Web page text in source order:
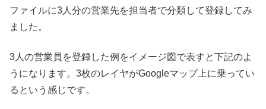
ファイルに3人分の営業先を担当者で分類して登録してみ
ました。
3人の営業員を登録した例をイメージ図で表すと下記のよ
うになります。3枚のレイヤがGoogleマップ上に乗ってい
るという感じです。